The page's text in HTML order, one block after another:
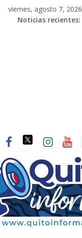
viernes, agosto 7, 2026
Noticias recientes: